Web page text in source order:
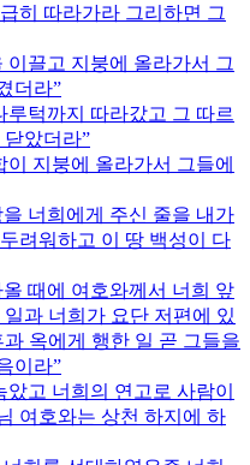
히 따라가라 그리하면 그
이끌고 지붕에 올라가서 그
더라
루턱까지 따라갔고 그 따르
닫았더라
지붕에 올라가서 그들에
너희에게 주신 줄을 내가
려워하고 이 땅 백성이 다
때에 여호와께서 너희 앞
과 너희가 요단 저편에 있
옥에게 행한 일 곧 그들을
이라
고 너희의 연고로 사람이
여호와는 상천 하지에 하